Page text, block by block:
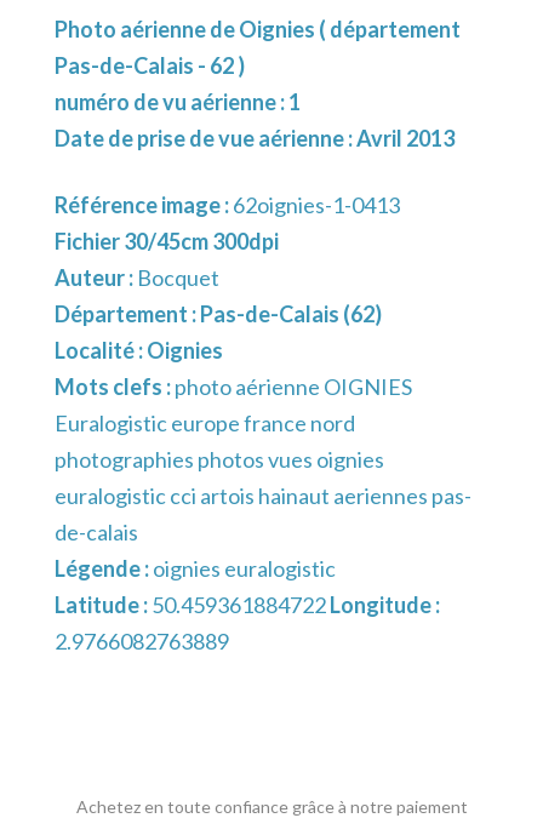
Photo aérienne de Oignies ( département
Pas-de-Calais - 62 )
numéro de vu aérienne : 1
Date de prise de vue aérienne : Avril 2013
Référence image :62oignies-1-0413
Fichier 30/45cm 300dpi
Auteur : Bocquet
Département :Pas-de-Calais (62)
Localité :Oignies
Mots clefs :photo aérienne OIGNIES
Euralogistic europe france nord
photographies photos vues oignies
euralogistic cci artois hainaut aeriennes pas-
de-calais
Légende :oignies euralogistic
Latitude :50.459361884722Longitude :
2.9766082763889
Achetez en toute confiance grâce à notre paiement